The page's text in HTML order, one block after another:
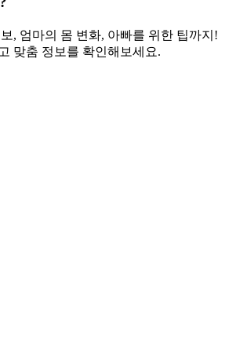
, 엄마의 몸 변화, 아빠를 위한 팁까지!
맞춤 정보를 확인해보세요.